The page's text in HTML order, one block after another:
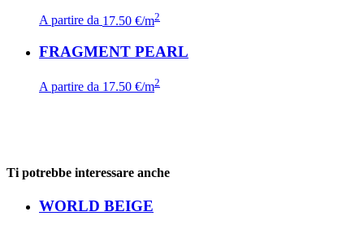
A partire da 17.50 €/m2
FRAGMENT PEARL
A partire da 17.50 €/m2
Ti potrebbe interessare anche
WORLD BEIGE